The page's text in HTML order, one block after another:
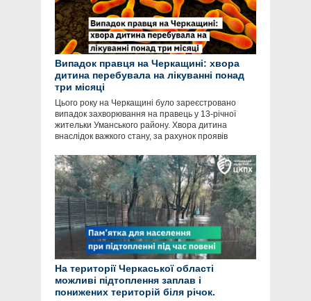
Випадок правця на Черкащині: хвора
дитина перебувала на лікуванні понад
три місяці
Цього року на Черкащині було зареєстровано
випадок захворювання на правець у 13-річної
жительки Уманського району. Хвора дитина
внаслідок важкого стану, за рахунок проявів
На території Черкаської області
можливі підтоплення заплав і
понижених територій біля річок.